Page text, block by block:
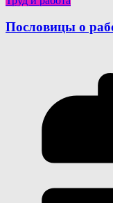
Пословицы о